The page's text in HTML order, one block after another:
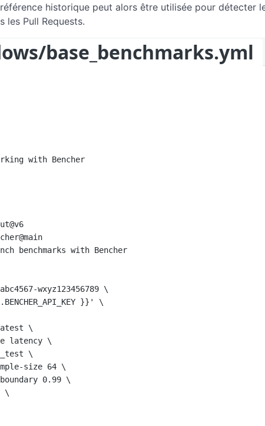
historique peut alors être utilisée pour détecter
les Pull Requests.
base_benchmarks.yml
with Bencher
benchmarks with Bencher
wxyz123456789 \
}}' \
\
latency \
\
size 64 \
0.99 \
\